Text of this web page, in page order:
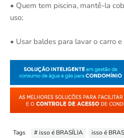
• Quem tem piscina, mantê-la
uso;
• Usar baldes para lavar o carro
Tags # isso é BRASÍLIA isso é